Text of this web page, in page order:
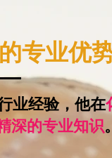
专业优
业经验，他在
深的专业知识